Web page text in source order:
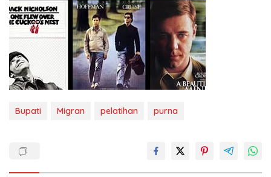
Bupati Migran pelatihan purna